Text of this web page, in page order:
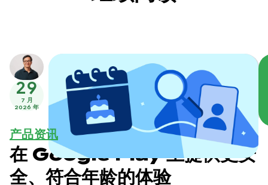
29
7 月
2026 年
产品资讯
在 Google Play 上提供更安
全、符合年龄的体验